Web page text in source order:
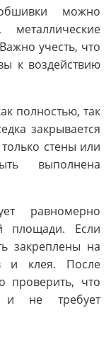
можно
металлические
учесть, что
к воздействию
полностью, так
закрывается
стены или
выполнена
равномерно
площади. Если
закреплены на
и клея. После
проверить, что
и не требует